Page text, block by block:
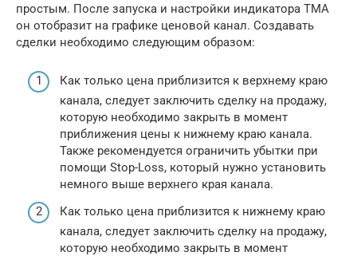
простым. После запуска и настройки индикатора TMA
он отобразит на графике ценовой канал. Создавать
сделки необходимо следующим образом:
Как только цена приблизится к верхнему краю
канала, следует заключить сделку на продажу,
которую необходимо закрыть в момент
приближения цены к нижнему краю канала.
Также рекомендуется ограничить убытки при
помощи Stop-Loss, который нужно установить
немного выше верхнего края канала.
Как только цена приблизится к нижнему краю
канала, следует заключить сделку на продажу,
которую необходимо закрыть в момент